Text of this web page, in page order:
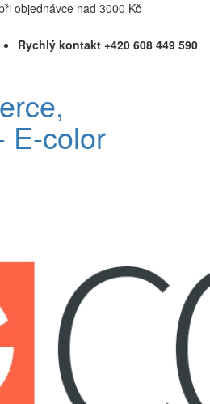
objednávce nad 3000 Kč
Rychlý kontakt +420 608 449 590
E-color